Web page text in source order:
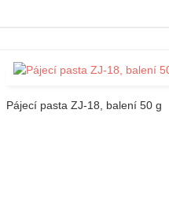
Pájecí pasta ZJ-18, balení 50 g